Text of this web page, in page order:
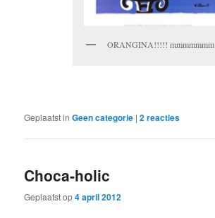
ORANGINA!!!!! mmmmmmm
Geplaatst in Geen categorie |2reacties
Choca-holic
Geplaatst op4 april 2012